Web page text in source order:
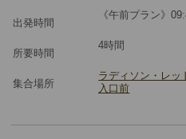
出発時間
《午前プラン》
所要時間
4時間
集合場所
ラディソン・レッ
入口前